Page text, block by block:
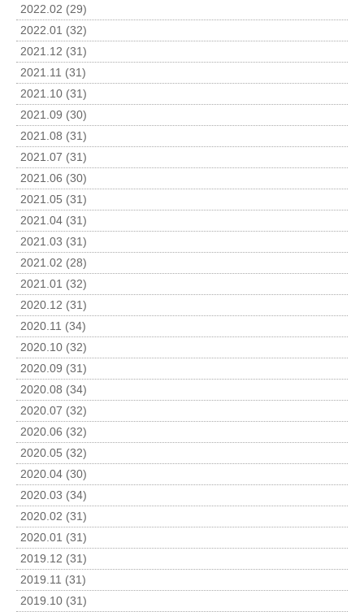
2022.02 (29)
2022.01 (32)
2021.12 (31)
2021.11 (31)
2021.10 (31)
2021.09 (30)
2021.08 (31)
2021.07 (31)
2021.06 (30)
2021.05 (31)
2021.04 (31)
2021.03 (31)
2021.02 (28)
2021.01 (32)
2020.12 (31)
2020.11 (34)
2020.10 (32)
2020.09 (31)
2020.08 (34)
2020.07 (32)
2020.06 (32)
2020.05 (32)
2020.04 (30)
2020.03 (34)
2020.02 (31)
2020.01 (31)
2019.12 (31)
2019.11 (31)
2019.10 (31)